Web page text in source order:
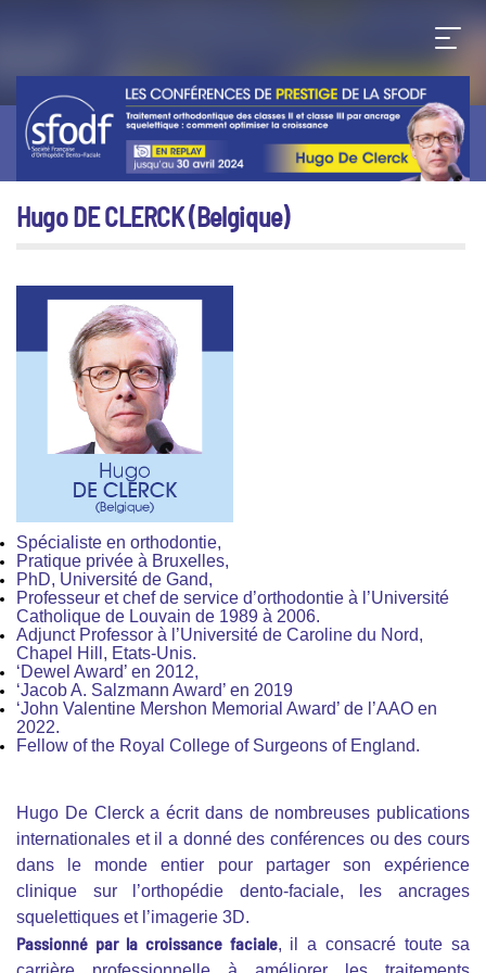
Hugo DE CLERCK (Belgique)
Spécialiste en orthodontie,
Pratique privée à Bruxelles,
PhD, Université de Gand,
Professeur et chef de service d’orthodontie à l’Université
Catholique de Louvain de 1989 à 2006.
Adjunct Professor à l’Université de Caroline du Nord,
Chapel Hill, Etats-Unis.
‘Dewel Award’ en 2012,
‘Jacob A. Salzmann Award’ en 2019
‘John Valentine Mershon Memorial Award’ de l’AAO en
2022.
Fellow of the Royal College of Surgeons of England.
Hugo De Clerck a écrit dans de nombreuses publications
internationales et il a donné des conférences ou des cours
dans le monde entier pour partager son expérience
clinique sur l’orthopédie dento-faciale, les ancrages
squelettiques et l’imagerie 3D.
Passionné par la croissance faciale, il a consacré toute sa